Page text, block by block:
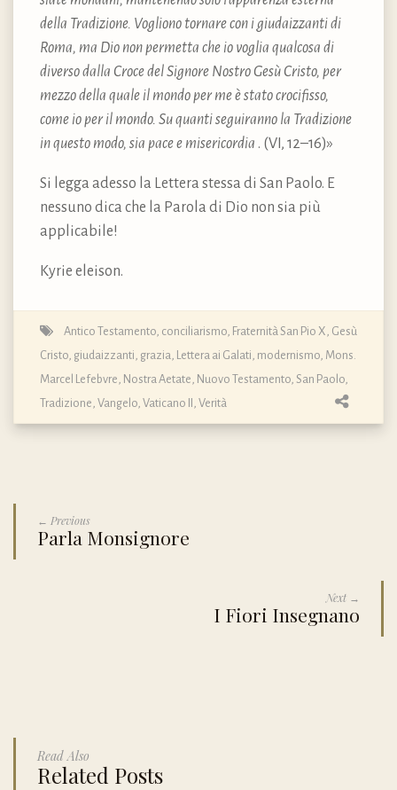
della Tradizione. Vogliono tornare con i giudaizzanti di
Roma, ma Dio non permetta che io voglia qualcosa di
diverso dalla Croce del Signore Nostro Gesù Cristo, per
mezzo della quale il mondo per me è stato crocifisso,
come io per il mondo. Su quanti seguiranno la Tradizione
in questo modo, sia pace e misericordia . (VI, 12–16)»
Si legga adesso la Lettera stessa di San Paolo. E
nessuno dica che la Parola di Dio non sia più
applicabile!
Kyrie eleison.
Antico Testamento conciliarismo Fraternità San Pio X Gesù
Cristo giudaizzanti grazia Lettera ai Galati modernismo Mons.
Marcel Lefebvre Nostra Aetate Nuovo Testamento San Paolo
Tradizione Vangelo Vaticano II Verità
← Previous
Parla Monsignore
Next →
I Fiori Insegnano
Read Also
Related Posts